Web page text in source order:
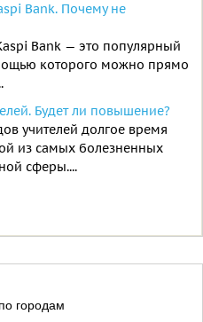
Bank. Почему не
Bank — это популярный
которого можно прямо
Будет ли повышение?
учителей долгое время
из самых болезненных
сферы....
городам